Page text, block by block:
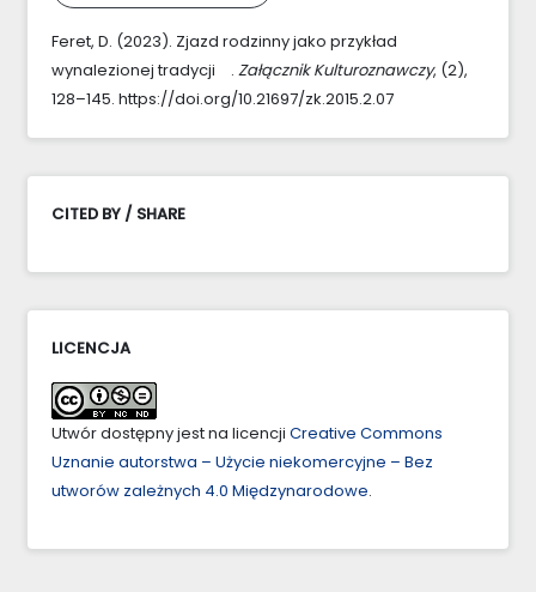
Feret, D. (2023). Zjazd rodzinny jako przykład
wynalezionej tradycji . Załącznik Kulturoznawczy, (2),
128–145. https://doi.org/10.21697/zk.2015.2.07
CITED BY / SHARE
LICENCJA
Utwór dostępny jest na licencji Creative Commons
Uznanie autorstwa – Użycie niekomercyjne – Bez
utworów zależnych 4.0 Międzynarodowe.